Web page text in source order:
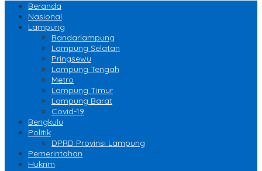
Beranda
Nasional
Lampung
Bandarlampung
Lampung Selatan
Pringsewu
Lampung Tengah
Metro
Lampung Timur
Lampung Barat
Covid-19
Bengkulu
Politik
DPRD Provinsi Lampung
Pemerintahan
Hukrim